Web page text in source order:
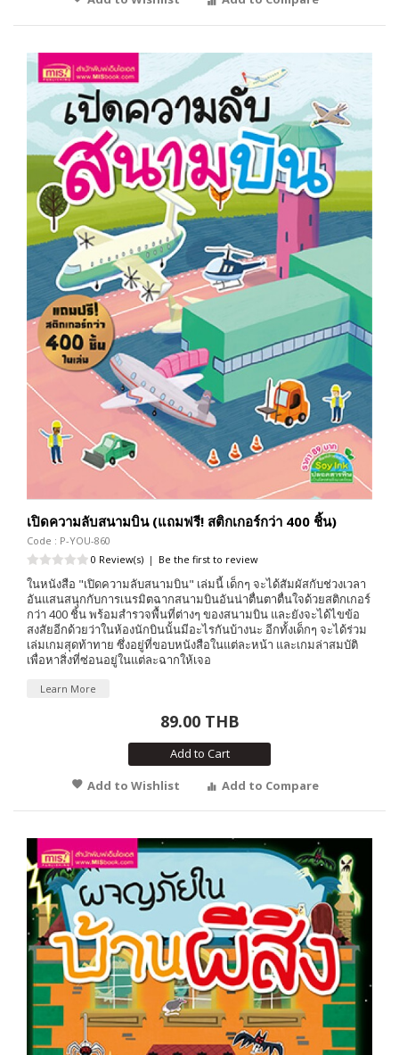
เปิดความลับสนามบิน (แถมฟรี! สติกเกอร์กว่า 400 ชิ้น)
Code : P-YOU-860
0 Review(s) | Be the first to review
ในหนังสือ "เปิดความลับสนามบิน" เล่มนี้ เด็กๆ จะได้สัมผัสกับช่วงเวลา
อันแสนสนุกกับการเนรมิตฉากสนามบินอันน่าตื่นตาตื่นใจด้วยสติกเกอร์
กว่า 400 ชิ้น พร้อมสำรวจพื้นที่ต่างๆ ของสนามบิน และยังจะได้ไขข้อ
สงสัยอีกด้วยว่าในห้องนักบินนั้นมีอะไรกันบ้างนะ อีกทั้งเด็กๆ จะได้ร่วม
เล่มเกมสุดท้าทาย ซึ่งอยู่ที่ขอบหนังสือในแต่ละหน้า และเกมล่าสมบัติ
เพื่อหาสิ่งที่ซ่อนอยู่ในแต่ละฉากให้เจอ
Learn More
89.00 THB
Add to Cart
Add to Wishlist
Add to Compare